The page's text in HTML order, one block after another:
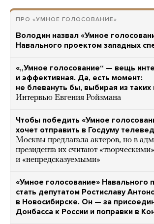
ПРО «УМНОЕ ГОЛОСОВАНИЕ»
Володин назвал «Умное
Навального проектом западных
«„Умное голосование“ — вещь
и эффективная. Да, есть момент:
не блевануть бы, выбирая из
Интервью Евгения Ройзмана
Чтобы победить «Умное
хочет отправить в Госдуму
Москвы предлагала актеров, но в
президента их считают «творческими»
и «непредсказуемыми»
«Умное голосование» Навального
стать депутатом Ростиславу
в Новосибирске. Он — за
Донбасса к России и поправки в